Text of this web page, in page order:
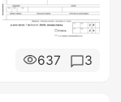
637 3